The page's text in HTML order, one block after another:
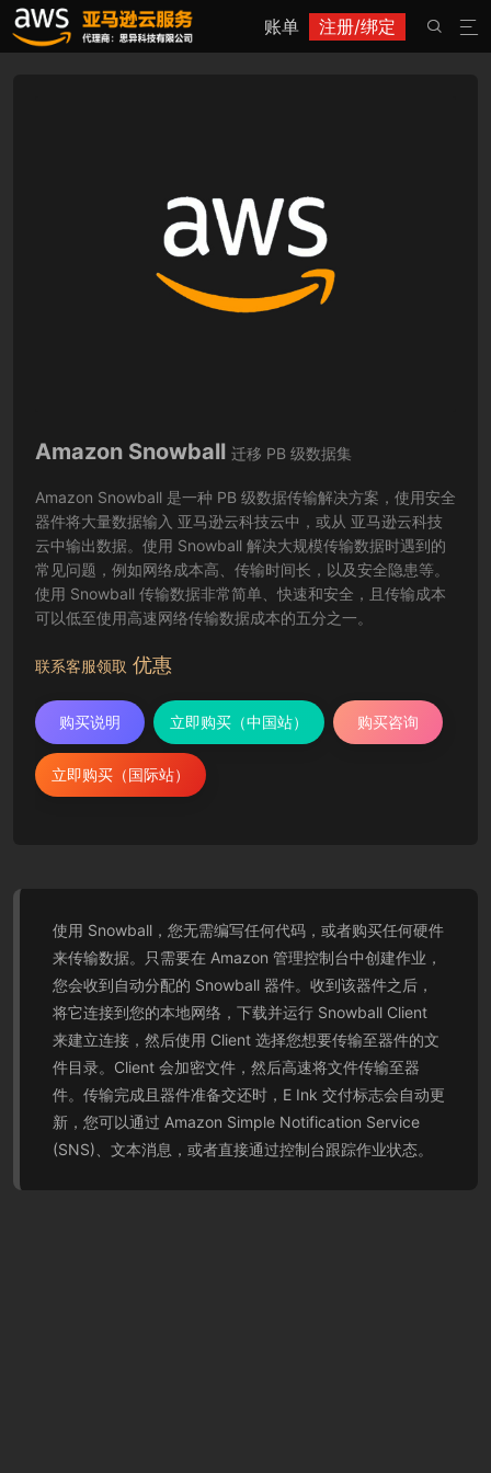
账单 注册/绑定 

Amazon Snowball 迁移 PB 级数据集
Amazon Snowball 是一种 PB 级数据传输解决方案，使用安全
器件将大量数据输入 亚马逊云科技云中，或从 亚马逊云科技
云中输出数据。使用 Snowball 解决大规模传输数据时遇到的
常见问题，例如网络成本高、传输时间长，以及安全隐患等。
使用 Snowball 传输数据非常简单、快速和安全，且传输成本
可以低至使用高速网络传输数据成本的五分之一。
联系客服领取 优惠
购买说明 立即购买（中国站） 购买咨询
立即购买（国际站）
使用 Snowball，您无需编写任何代码，或者购买任何硬件
来传输数据。只需要在 Amazon 管理控制台中创建作业，
您会收到自动分配的 Snowball 器件。收到该器件之后，
将它连接到您的本地网络，下载并运行 Snowball Client
来建立连接，然后使用 Client 选择您想要传输至器件的文
件目录。Client 会加密文件，然后高速将文件传输至器
件。传输完成且器件准备交还时，E Ink 交付标志会自动更
新，您可以通过 Amazon Simple Notification Service
(SNS)、文本消息，或者直接通过控制台跟踪作业状态。